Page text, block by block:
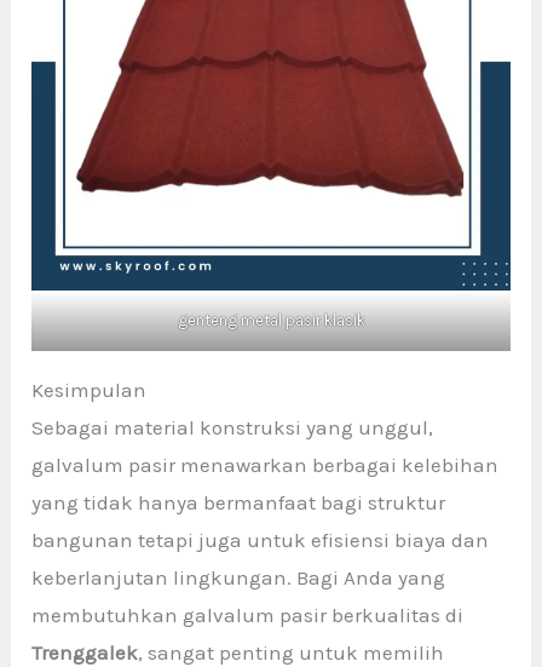
genteng metal pasir klasik
Kesimpulan
Sebagai material konstruksi yang unggul,
galvalum pasir menawarkan berbagai kelebihan
yang tidak hanya bermanfaat bagi struktur
bangunan tetapi juga untuk efisiensi biaya dan
keberlanjutan lingkungan. Bagi Anda yang
membutuhkan galvalum pasir berkualitas di
Trenggalek, sangat penting untuk memilih